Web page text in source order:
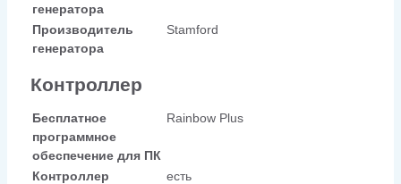
генератора
Производитель
генератора
Stamford
Контроллер
Бесплатное
программное
обеспечение для ПК
Rainbow Plus
Контроллер
есть